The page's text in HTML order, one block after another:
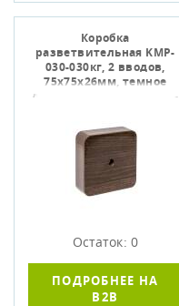
Коробка
разветвительная KMP-
030-030кг, 2 вводов,
75х75х26мм, темное
дерево, EKF plc-kmr-030-
Остаток: 0
ПОДРОБНЕЕ НА
B2B